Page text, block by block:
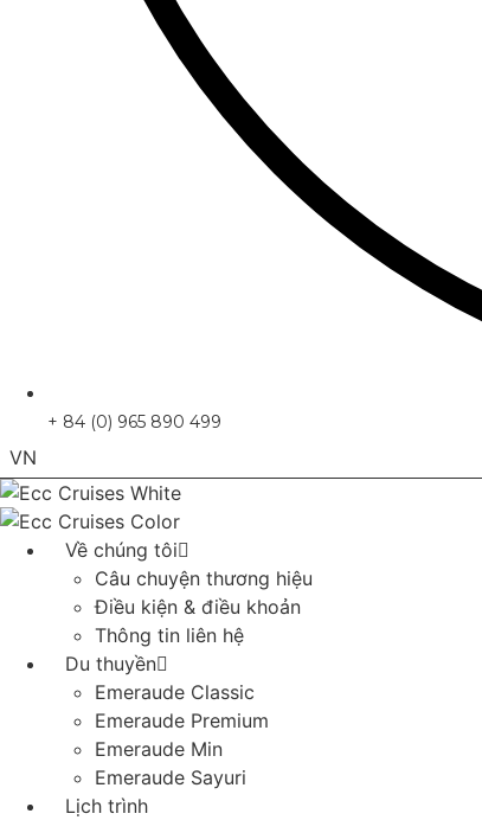
+ 84 (0) 965 890 499
VN
EN
Về chúng tôi
Câu chuyện thương hiệu
Điều kiện & điều khoản
Thông tin liên hệ
Du thuyền
Emeraude Classic
Emeraude Premium
Emeraude Min
Emeraude Sayuri
Lịch trình